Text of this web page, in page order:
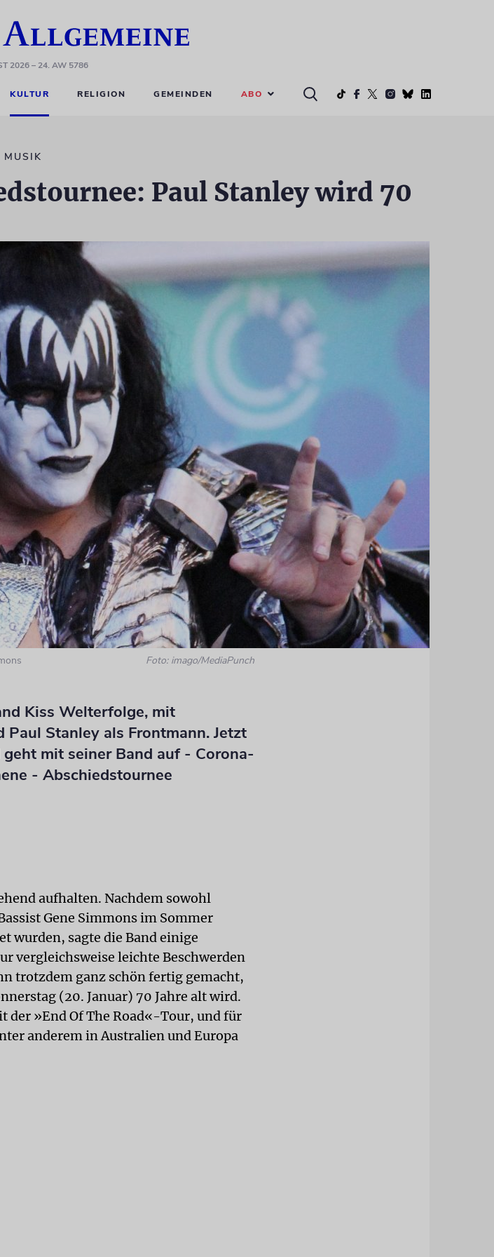
2026– 24. AW 5786
KULTUR RELIGION GEMEINDEN ABO
MUSIK
Paul Stanley wird 70
Foto: imago/MediaPunch
Kiss Welterfolge, mit
Stanley als Frontmann. Jetzt
mit seiner Band auf - Corona-
- Abschiedstournee
aufhalten. Nachdem sowohl
Gene Simmons im Sommer
wurden, sagte die Band einige
vergleichsweise leichte Beschwerden
trotzdem ganz schön fertig gemacht,
(20. Januar) 70 Jahre alt wird.
der »End Of The Road«-Tour, und für
anderem in Australien und Europa